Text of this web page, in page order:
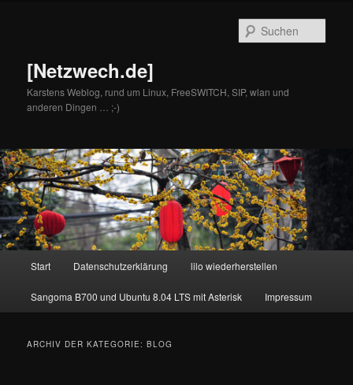
[Netzwech.de]
Karstens Weblog, rund um Linux, FreeSWITCH, SIP, wlan und
anderen Dingen … ;-)
Start Datenschutzerklärung lilo wiederherstellen
Sangoma B700 und Ubuntu 8.04 LTS mit Asterisk Impressum
ARCHIV DER KATEGORIE:BLOG